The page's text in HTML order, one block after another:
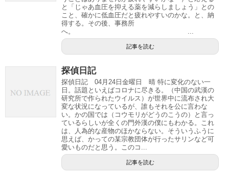
と「じゃあ血圧を抑える薬を減らしましょう」との
こと、確かに低血圧だと疲れやすいのかな。と、納
得する。その後、事務所
へ。 ...
記事を読む
探偵日記
探偵日記 04月24日金曜日 晴 特に変化のない一
日。話題といえばコロナに尽きる。（中国の武漢の
研究所で作られたウイルス）が世界中に流布され大
変な状況になっているが、誰もそれを公に言わな
い。かの国では（コウモリがどうのこうの）と言っ
ているらしいが全くの門外漢の僕にもわかる。これ
は、人為的な産物のほかならない。そういうふうに
思えば、かっての某宗教団体が行ったサリンなど可
愛いものだと思う。このコ...
記事を読む